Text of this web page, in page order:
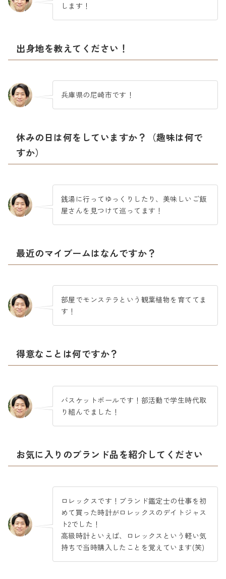
します！
出身地を教えてください！
兵庫県の尼崎市です！
休みの日は何をしていますか？（趣味は何で
すか）
銭湯に行ってゆっくりしたり、美味しいご飯
屋さんを見つけて巡ってます！
最近のマイブームはなんですか？
部屋でモンステラという観葉植物を育ててま
す！
得意なことは何ですか？
バスケットボールです！部活動で学生時代取
り組んでました！
お気に入りのブランド品を紹介してください
ロレックスです！ブランド鑑定士の仕事を初
めて買った時計がロレックスのデイトジャス
ト2でした！
高級時計といえば、ロレックスという軽い気
持ちで当時購入したことを覚えています(笑)